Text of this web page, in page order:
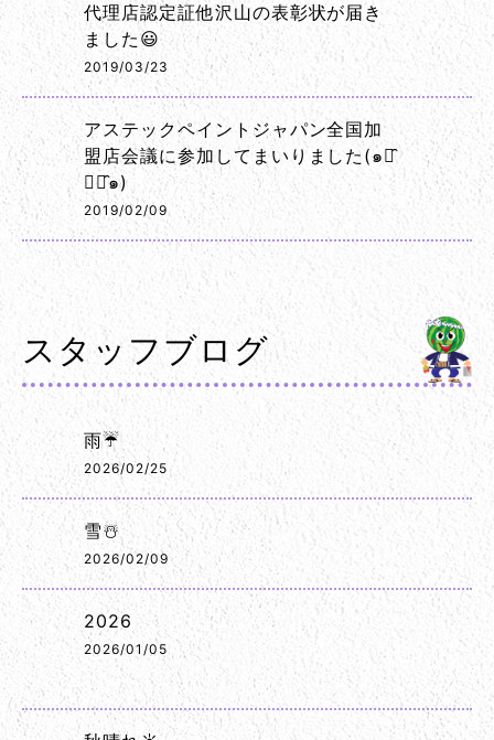
代理店認定証他沢山の表彰状が届き
ました😃
2019/03/23
アステックペイントジャパン全国加
盟店会議に参加してまいりました(๑･̑
◡･̑๑)
2019/02/09
スタッフブログ
雨☔
2026/02/25
雪☃️
2026/02/09
2026
2026/01/05